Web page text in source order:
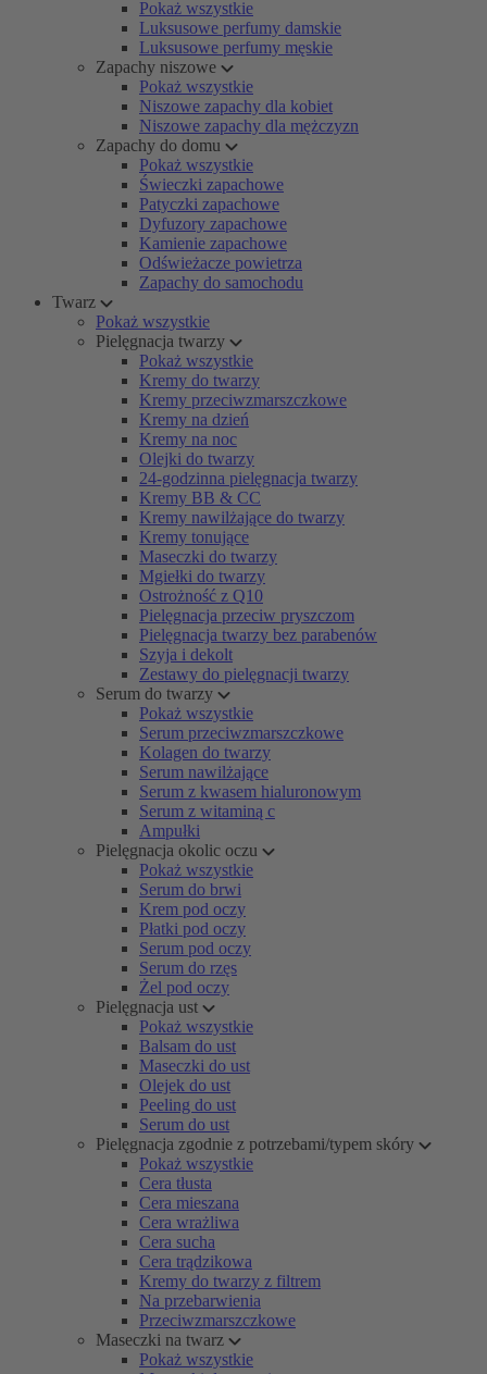
Pokaż wszystkie
Luksusowe perfumy damskie
Luksusowe perfumy męskie
Zapachy niszowe
Pokaż wszystkie
Niszowe zapachy dla kobiet
Niszowe zapachy dla mężczyzn
Zapachy do domu
Pokaż wszystkie
Świeczki zapachowe
Patyczki zapachowe
Dyfuzory zapachowe
Kamienie zapachowe
Odświeżacze powietrza
Zapachy do samochodu
Twarz
Pokaż wszystkie
Pielęgnacja twarzy
Pokaż wszystkie
Kremy do twarzy
Kremy przeciwzmarszczkowe
Kremy na dzień
Kremy na noc
Olejki do twarzy
24-godzinna pielęgnacja twarzy
Kremy BB & CC
Kremy nawilżające do twarzy
Kremy tonujące
Maseczki do twarzy
Mgiełki do twarzy
Ostrożność z Q10
Pielęgnacja przeciw pryszczom
Pielęgnacja twarzy bez parabenów
Szyja i dekolt
Zestawy do pielęgnacji twarzy
Serum do twarzy
Pokaż wszystkie
Serum przeciwzmarszczkowe
Kolagen do twarzy
Serum nawilżające
Serum z kwasem hialuronowym
Serum z witaminą c
Ampułki
Pielęgnacja okolic oczu
Pokaż wszystkie
Serum do brwi
Krem pod oczy
Płatki pod oczy
Serum pod oczy
Serum do rzęs
Żel pod oczy
Pielęgnacja ust
Pokaż wszystkie
Balsam do ust
Maseczki do ust
Olejek do ust
Peeling do ust
Serum do ust
Pielęgnacja zgodnie z potrzebami/typem skóry
Pokaż wszystkie
Cera tłusta
Cera mieszana
Cera wrażliwa
Cera sucha
Cera trądzikowa
Kremy do twarzy z filtrem
Na przebarwienia
Przeciwzmarszczkowe
Maseczki na twarz
Pokaż wszystkie